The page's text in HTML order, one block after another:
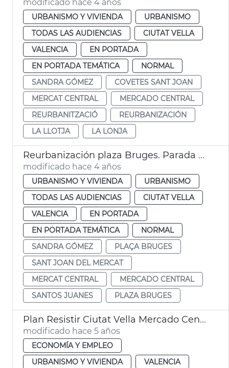
modificado hace 4 años
URBANISMO Y VIVIENDA
URBANISMO
TODAS LAS AUDIENCIAS
CIUTAT VELLA
VALENCIA
EN PORTADA
EN PORTADA TEMÁTICA
NORMAL
SANDRA GÓMEZ
COVETES SANT JOAN
MERCAT CENTRAL
MERCADO CENTRAL
REURBANITZACIÓ
REURBANIZACIÓN
LA LLOTJA
LA LONJA
Reurbanización plaza Bruges. Parada flors
modificado hace 4 años
URBANISMO Y VIVIENDA
URBANISMO
TODAS LAS AUDIENCIAS
CIUTAT VELLA
VALENCIA
EN PORTADA
EN PORTADA TEMÁTICA
NORMAL
SANDRA GÓMEZ
PLAÇA BRUGES
SANT JOAN DEL MERCAT
MERCAT CENTRAL
MERCADO CENTRAL
SANTOS JUANES
PLAZA BRUGES
Plan Resistir Ciutat Vella Mercado Central
modificado hace 5 años
ECONOMÍA Y EMPLEO
URBANISMO Y VIVIENDA
VALENCIA